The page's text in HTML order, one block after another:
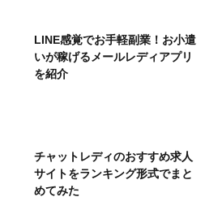
LINE感覚でお手軽副業！お小遣
いが稼げるメールレディアプリ
を紹介
チャットレディのおすすめ求人
サイトをランキング形式でまと
めてみた